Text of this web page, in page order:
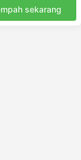
sekarang